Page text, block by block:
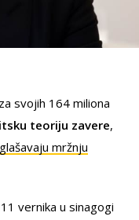
svojih 164 miliona
teoriju zavere,
mržnju
vernika u sinagogi